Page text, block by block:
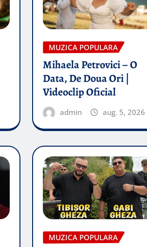
MUZICA POPULARA
Mihaela Petrovici – O
Data, De Doua Ori |
Videoclip Oficial
admin aug. 5, 2026
MUZICA POPULARA